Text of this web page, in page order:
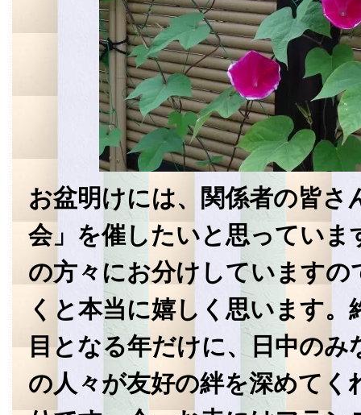
お盆明けには、関係者の皆さ
会」を催したいと思っていま
の方々にお分けしていますの
くと本当に嬉しく思います。
目となる年だけに、日中のみ
の人々が友好の絆を深めてく